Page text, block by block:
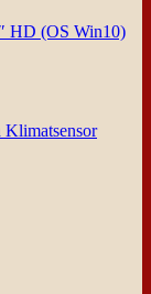
HD (OS Win10)